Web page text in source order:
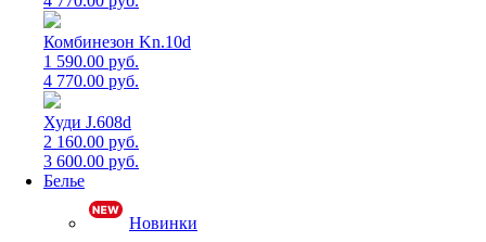
Комбинезон Kn.10d
1 590.00 руб.
4 770.00 руб.
Худи J.608d
2 160.00 руб.
3 600.00 руб.
Белье
Новинки